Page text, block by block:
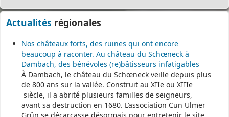
Actualités régionales
Nos châteaux forts, des ruines qui ont encore
beaucoup à raconter. Au château du Schœneck à
Dambach, des bénévoles (re)bâtisseurs infatigables
À Dambach, le château du Schœneck veille depuis plus
de 800 ans sur la vallée. Construit au XIIe ou XIIIe
siècle, il a abrité plusieurs familles de seigneurs,
avant sa destruction en 1680. L’association Cun Ulmer